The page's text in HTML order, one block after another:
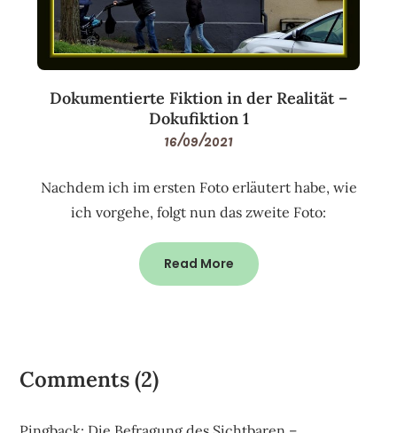
Dokumentierte Fiktion in der Realität –
Dokufiktion 1
16/09/2021
Nachdem ich im ersten Foto erläutert habe, wie
ich vorgehe, folgt nun das zweite Foto:
Read More
Comments (2)